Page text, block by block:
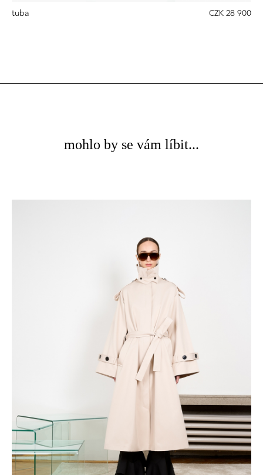
tuba CZK 28 900
mohlo by se vám líbit...